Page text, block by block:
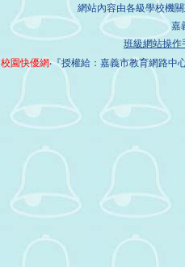
網站內容由各級學校機
嘉
班級網站操作
校園快優網‧『授權給：嘉義市教育網路中心